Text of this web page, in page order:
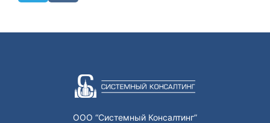
ООО “Системный Консалтинг”